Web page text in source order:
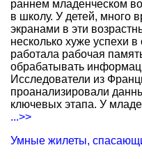
раннем младенческом
в школу. У детей, много
экранами в эти
несколько хуже успехи
работала рабочая
обрабатывать
Исследователи из
проанализировали
ключевых этапа. У
...>>
Умные жилеты,